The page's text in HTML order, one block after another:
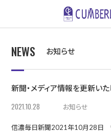
NEWS お知らせ
新聞・メディア情報を更新い
2021.10.28 お知らせ
信濃毎日新聞2021年10月28日